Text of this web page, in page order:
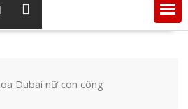
Dubai nữ con công